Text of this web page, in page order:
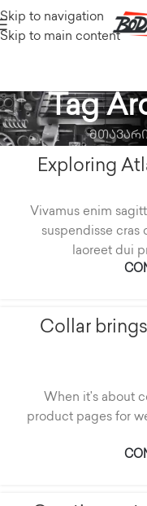
Skip to navigation
Skip to main content
Tag
Exploring
Vivamus enim
suspendisse
laoreet dui
Collar
When it's about
product pages for